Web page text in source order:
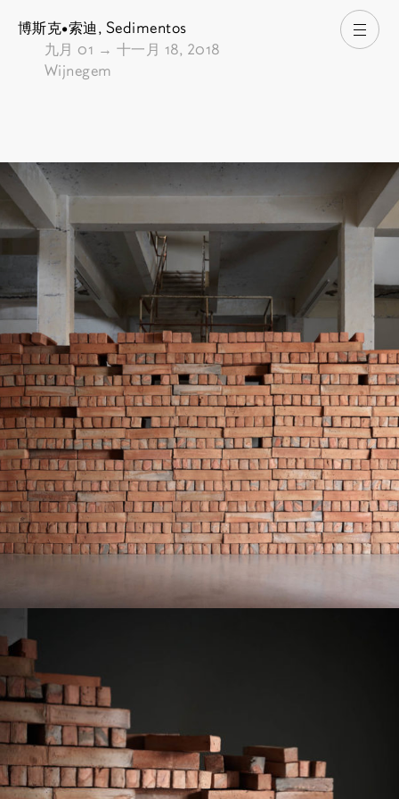
打
博斯克•索迪, Sedimentos
由
九月 01 → 十一月 18, 2018
Wijnegem
Pictures of the exhibition